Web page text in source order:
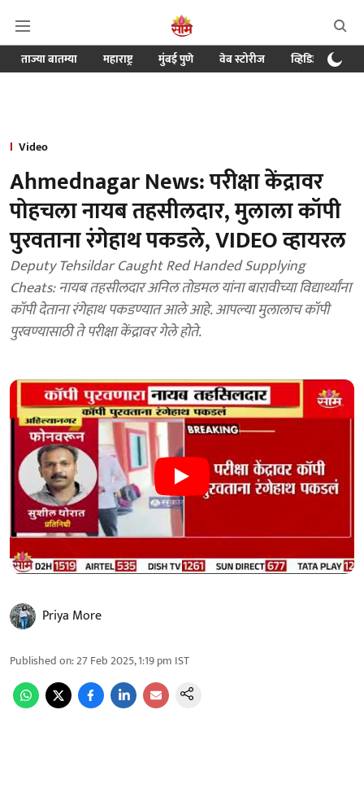
ताज्या बातम्या महाराष्ट्र मुंबई पुणे वेब स्टोरीज व्हिडिओ
Video
Ahmednagar News: परीक्षा केंद्रावर
पोहचला नायब तहसीलदार, मुलाला कॉपी
पुरवताना रंगेहाथ पकडले, VIDEO व्हायरल
Deputy Tehsildar Caught Red Handed Supplying
Cheats: नायब तहसीलदार अनिल तोडमल यांना बारावीच्या विद्यार्थ्यांना
कॉपी देताना रंगेहाथ पकडण्यात आले आहे. आपल्या मुलालाच कॉपी
पुरवण्यासाठी ते परीक्षा केंद्रावर गेले होते.
Priya More
Published on:27 Feb 2025, 1:19 pm IST